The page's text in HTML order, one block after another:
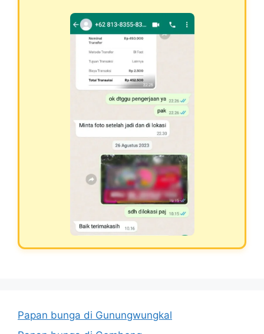
Papan bunga di Gunungwungkal